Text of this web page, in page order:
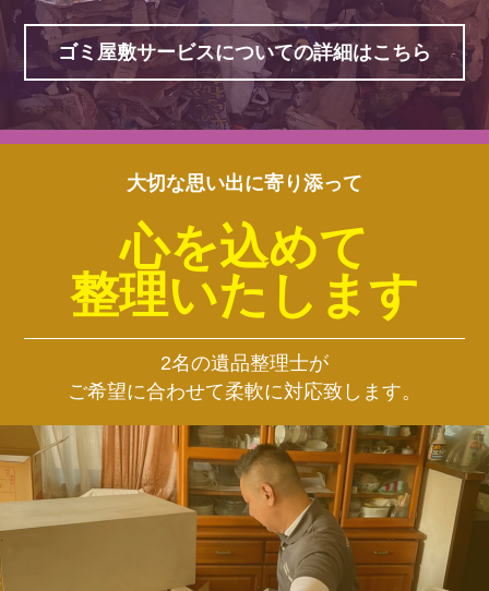
ゴミ屋敷サービスについての詳細はこちら
大切な思い出に寄り添って
心を込めて
整理いたします
2名の遺品整理士が
ご希望に合わせて柔軟に対応致します。